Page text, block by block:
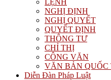
LỆNH
NGHỊ ĐỊNH
NGHỊ QUYẾT
QUYẾT ĐỊNH
THÔNG TƯ
CHỈ THỊ
CÔNG VĂN
VĂN BẢN QUỐC
Diễn Đàn Pháp Luật